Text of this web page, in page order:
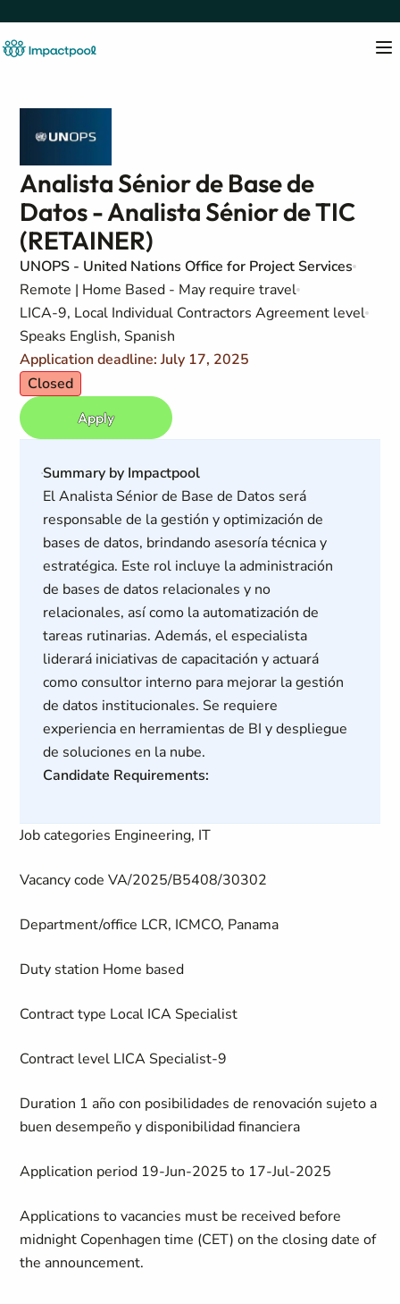
Analista Sénior de Base de
Datos - Analista Sénior de TIC
(RETAINER)
UNOPS - United Nations Office for Project Services
Remote | Home Based - May require travel
LICA-9, Local Individual Contractors Agreement level
Speaks English, Spanish
Application deadline: July 17, 2025
Closed
Apply
Summary by Impactpool
El Analista Sénior de Base de Datos será
responsable de la gestión y optimización de
bases de datos, brindando asesoría técnica y
estratégica. Este rol incluye la administración
de bases de datos relacionales y no
relacionales, así como la automatización de
tareas rutinarias. Además, el especialista
liderará iniciativas de capacitación y actuará
como consultor interno para mejorar la gestión
de datos institucionales. Se requiere
experiencia en herramientas de BI y despliegue
de soluciones en la nube.
Candidate Requirements:
Job categories Engineering, IT
Vacancy code VA/2025/B5408/30302
Department/office LCR, ICMCO, Panama
Duty station Home based
Contract type Local ICA Specialist
Contract level LICA Specialist-9
Duration 1 año con posibilidades de renovación sujeto a
buen desempeño y disponibilidad financiera
Application period 19-Jun-2025 to 17-Jul-2025
Applications to vacancies must be received before
midnight Copenhagen time (CET) on the closing date of
the announcement.